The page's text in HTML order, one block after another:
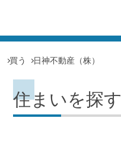
買う 日神不動産（株）
住まいを探す